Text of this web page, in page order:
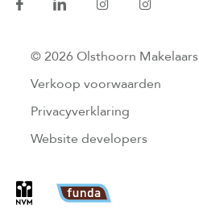
© 2026 Olsthoorn Makelaars
Verkoop voorwaarden
Privacyverklaring
Website developers